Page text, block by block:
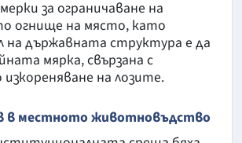
за ограничаване на
огнище на място, като
на държавната структура е да
мярка, свързана с
на лозите.
в местното животновъдство